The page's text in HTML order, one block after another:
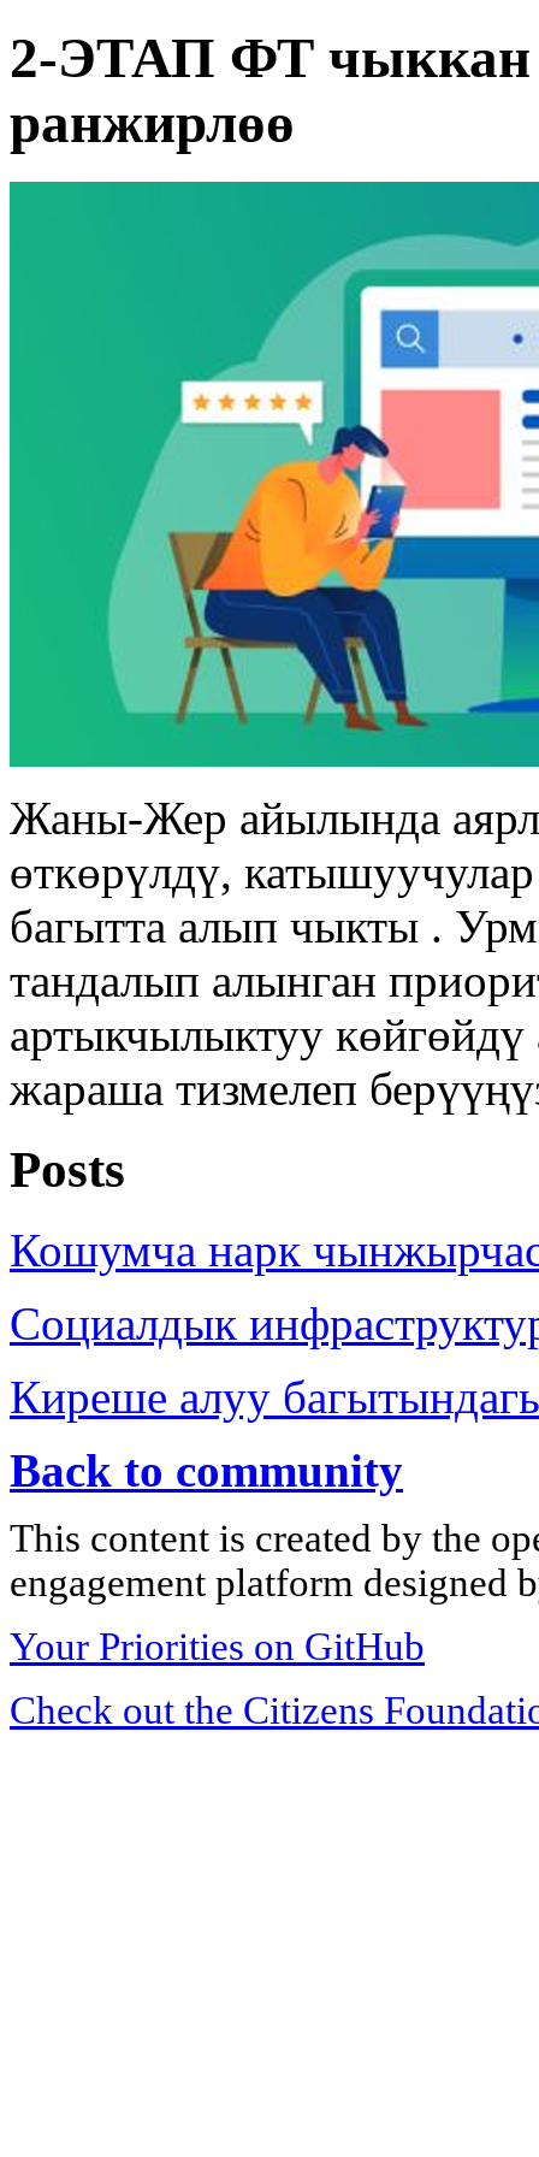
2-ЭТАП ФТ чыккан
ранжирлөө
Жаны-Жер айылында
өткөрүлдү,
багытта алып чыкты .
тандалып алынган
артыкчылыктуу көйгөйдү
жараша тизмелеп
Posts
Кошумча нарк
Социалдык
Киреше алуу
Back to community
This content is created by the
engagement platform designed
Your Priorities on GitHub
Check out the Citizens